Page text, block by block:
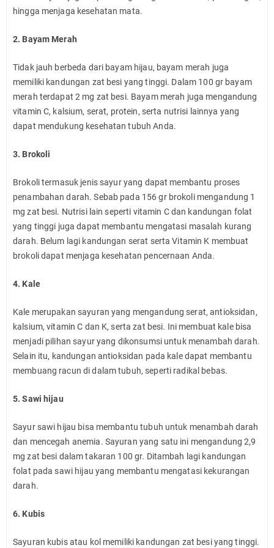
hingga menjaga kesehatan mata.
2. Bayam Merah
Tidak jauh berbeda dari bayam hijau, bayam merah juga
memiliki kandungan zat besi yang tinggi. Dalam 100 gr bayam
merah terdapat 2 mg zat besi. Bayam merah juga mengandung
vitamin C, kalsium, serat, protein, serta nutrisi lainnya yang
dapat mendukung kesehatan tubuh Anda.
3. Brokoli
Brokoli termasuk jenis sayur yang dapat membantu proses
penambahan darah. Sebab pada 156 gr brokoli mengandung 1
mg zat besi. Nutrisi lain seperti vitamin C dan kandungan folat
yang tinggi juga dapat membantu mengatasi masalah kurang
darah. Belum lagi kandungan serat serta Vitamin K membuat
brokoli dapat menjaga kesehatan pencernaan Anda.
4. Kale
Kale merupakan sayuran yang mengandung serat, antioksidan,
kalsium, vitamin C dan K, serta zat besi. Ini membuat kale bisa
menjadi pilihan sayur yang dikonsumsi untuk menambah darah.
Selain itu, kandungan antioksidan pada kale dapat membantu
membuang racun di dalam tubuh, seperti radikal bebas.
5. Sawi hijau
Sayur sawi hijau bisa membantu tubuh untuk menambah darah
dan mencegah anemia. Sayuran yang satu ini mengandung 2,9
mg zat besi dalam takaran 100 gr. Ditambah lagi kandungan
folat pada sawi hijau yang membantu mengatasi kekurangan
darah.
6. Kubis
Sayuran kubis atau kol memiliki kandungan zat besi yang tinggi.